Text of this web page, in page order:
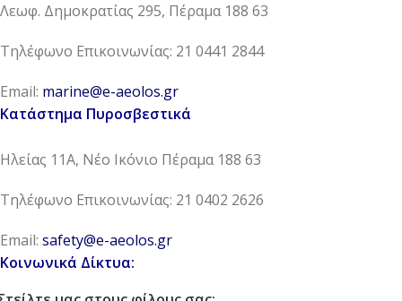
Λεωφ. Δημοκρατίας 295, Πέραμα 188 63
Τηλέφωνο Επικοινωνίας: 21 0441 2844
Email: marine@e-aeolos.gr
Κατάστημα Πυροσβεστικά
Ηλείας 11Α, Νέο Ικόνιο Πέραμα 188 63
Τηλέφωνο Επικοινωνίας: 21 0402 2626
Email: safety@e-aeolos.gr
Κοινωνικά Δίκτυα: